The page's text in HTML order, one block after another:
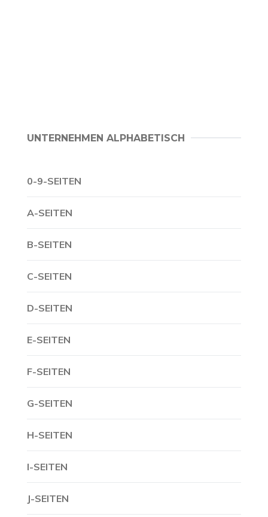
UNTERNEHMEN ALPHABETISCH
0-9-SEITEN
A-SEITEN
B-SEITEN
C-SEITEN
D-SEITEN
E-SEITEN
F-SEITEN
G-SEITEN
H-SEITEN
I-SEITEN
J-SEITEN